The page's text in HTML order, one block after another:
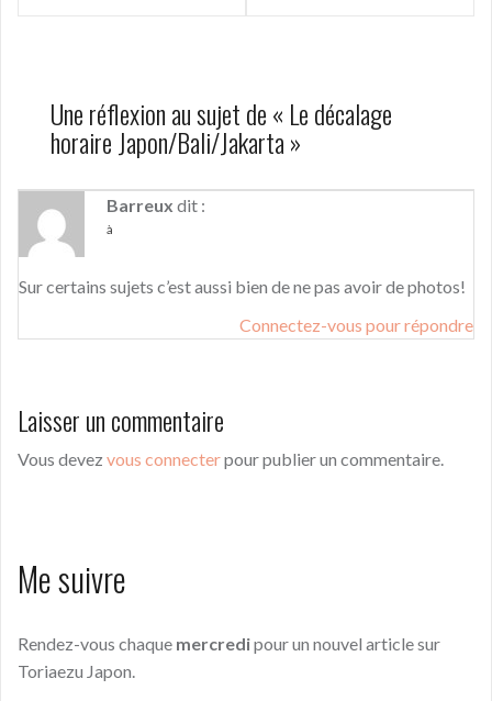
Une réflexion au sujet de « Le décalage
horaire Japon/Bali/Jakarta»
Barreux dit :
à
Sur certains sujets c’est aussi bien de ne pas avoir de photos!
Connectez-vous pour répondre
Laisser un commentaire
Vous devez vous connecterpour publier un commentaire.
Me suivre
Rendez-vous chaque mercredipour un nouvel article sur
Toriaezu Japon.